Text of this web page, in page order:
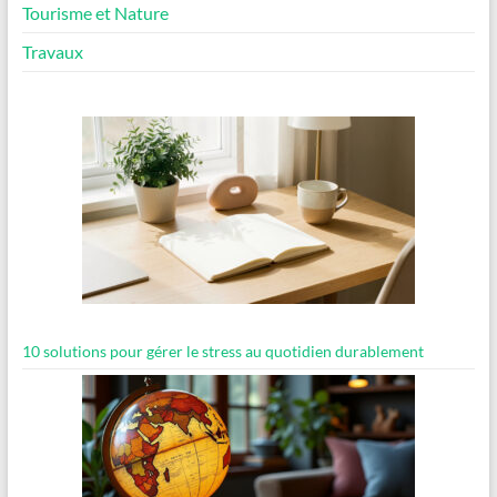
Tourisme et Nature
Travaux
10 solutions pour gérer le stress au quotidien durablement